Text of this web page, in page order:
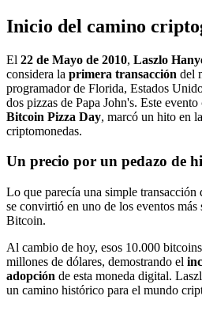
Inicio del camino
El 22 de Mayo de 2010, Laszlo
considera la primera transacción del
programador de Florida, Estados
dos pizzas de Papa John's. Este
Bitcoin Pizza Day, marcó un hito en
criptomonedas.
Un precio por un pedazo de
Lo que parecía una simple transacción
se convirtió en uno de los eventos
Bitcoin.
Al cambio de hoy, esos 10.000
millones de dólares, demostrando el
adopción de esta moneda digital.
un camino histórico para el mundo